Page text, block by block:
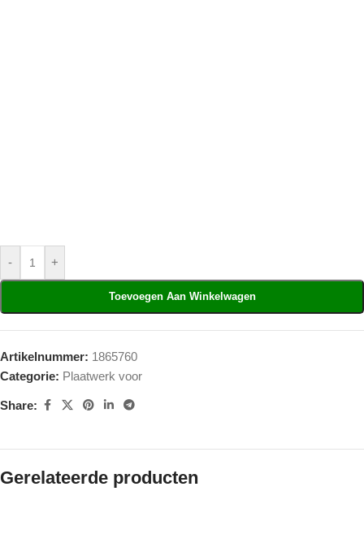
- +
Toevoegen Aan Winkelwagen
Artikelnummer: 1865760
Categorie: Plaatwerk voor
Share:
Gerelateerde producten